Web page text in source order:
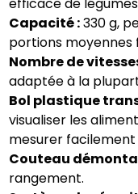
Capacité :330 g,
portions moyennes
Nombre de
adaptée à la
Bol plastique
visualiser les
mesurer facilement
Couteau
rangement.